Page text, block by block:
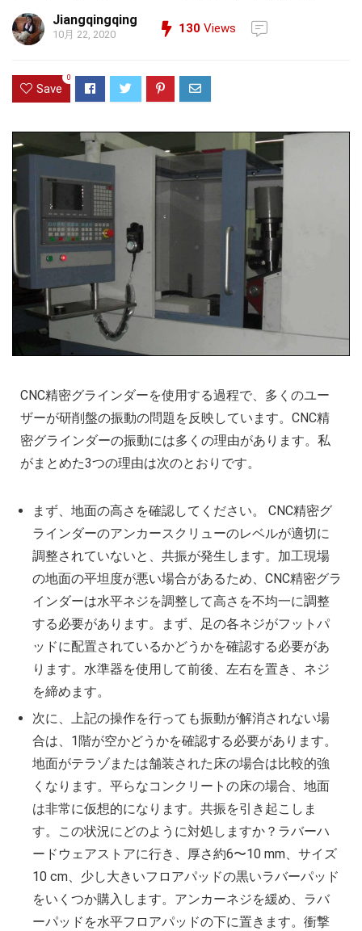
Jiangqingqing
10月 22, 2020 130 Views
Save
0
CNC精密グラインダーを使用する過程で、多くのユー
ザーが研削盤の振動の問題を反映しています。CNC精
密グラインダーの振動には多くの理由があります。私
がまとめた3つの理由は次のとおりです。
まず、地面の高さを確認してください。 CNC精密グ
ラインダーのアンカースクリューのレベルが適切に
調整されていないと、共振が発生します。加工現場
の地面の平坦度が悪い場合があるため、CNC精密グラ
インダーは水平ネジを調整して高さを不均一に調整
する必要があります。まず、足の各ネジがフットパ
ッドに配置されているかどうかを確認する必要があ
ります。水準器を使用して前後、左右を置き、ネジ
を締めます。
次に、上記の操作を行っても振動が解消されない場
合は、1階が空かどうかを確認する必要があります。
地面がテラゾまたは舗装された床の場合は比較的強
くなります。平らなコンクリートの床の場合、地面
は非常に仮想的になります。共振を引き起こしま
す。この状況にどのように対処しますか？ラバーハ
ードウェアストアに行き、厚さ約6〜10 mm、サイズ
10 cm、少し大きいフロアパッドの黒いラバーパッド
をいくつか購入します。アンカーネジを緩め、ラバ
ーパッドを水平フロアパッドの下に置きます。衝撃